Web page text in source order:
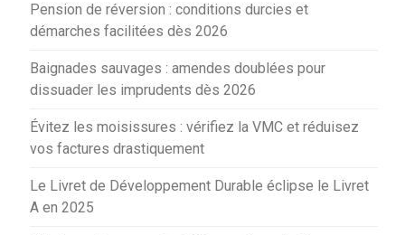
Pension de réversion : conditions durcies et
démarches facilitées dès 2026
Baignades sauvages : amendes doublées pour
dissuader les imprudents dès 2026
Évitez les moisissures : vérifiez la VMC et réduisez
vos factures drastiquement
Le Livret de Développement Durable éclipse le Livret
A en 2025